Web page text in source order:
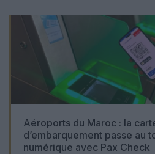
Aéroports du Maroc : la
d’embarquement passe au
numérique avec Pax Check